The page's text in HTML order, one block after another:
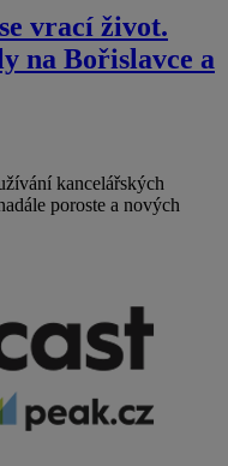
vrací život.
na Bořislavce a
kancelářských
poroste a nových